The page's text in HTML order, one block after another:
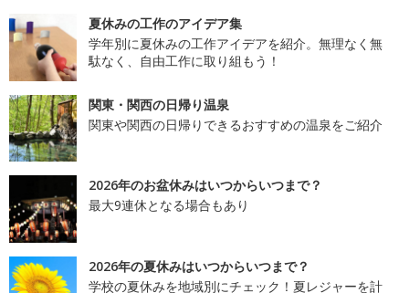
夏休みの工作のアイデア集
学年別に夏休みの工作アイデアを紹介。無理なく無
駄なく、自由工作に取り組もう！
関東・関西の日帰り温泉
関東や関西の日帰りできるおすすめの温泉をご紹介
2026年のお盆休みはいつからいつまで？
最大9連休となる場合もあり
2026年の夏休みはいつからいつまで？
学校の夏休みを地域別にチェック！夏レジャーを計